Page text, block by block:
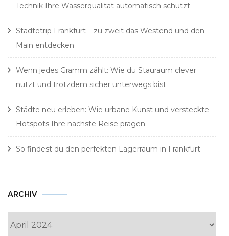
Technik Ihre Wasserqualität automatisch schützt
Städtetrip Frankfurt – zu zweit das Westend und den
Main entdecken
Wenn jedes Gramm zählt: Wie du Stauraum clever
nutzt und trotzdem sicher unterwegs bist
Städte neu erleben: Wie urbane Kunst und versteckte
Hotspots Ihre nächste Reise prägen
So findest du den perfekten Lagerraum in Frankfurt
ARCHIV Archiv